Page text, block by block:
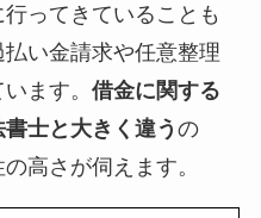
ってきていることも
い金請求や任意整理
ます。 借金に関する
士と大きく違う の
高さが伺えます。